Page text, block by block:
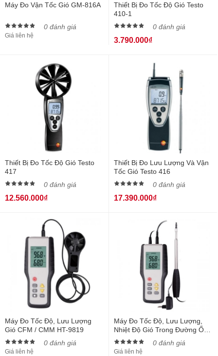
Máy Đo Vận Tốc Gió GM-816A
0 đánh giá
Giá liên hệ
Thiết Bị Đo Tốc Độ Gió Testo
410-1
0 đánh giá
3.790.000₫
Thiết Bị Đo Tốc Độ Gió Testo
417
0 đánh giá
12.560.000₫
Thiết Bị Đo Lưu Lượng Và Vận
Tốc Gió Testo 416
0 đánh giá
17.390.000₫
Máy Đo Tốc Độ, Lưu Lượng
Gió CFM / CMM HT-9819
0 đánh giá
Giá liên hệ
Máy Đo Tốc Độ, Lưu Lượng,
Nhiệt Độ Gió Trong Đường Ống
HT-9829
0 đánh giá
Giá liên hệ